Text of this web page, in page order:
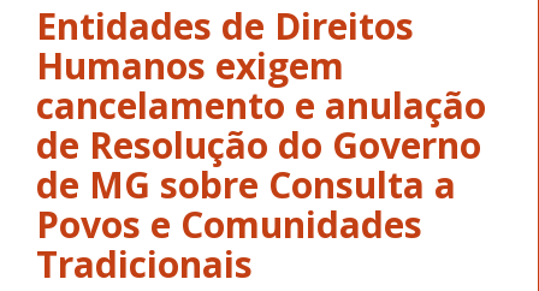
Entidades de Direitos
Humanos exigem
cancelamento e anulação
de Resolução do Governo
de MG sobre Consulta a
Povos e Comunidades
Tradicionais